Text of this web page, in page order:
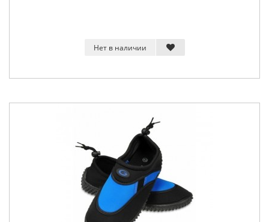
Нет в наличии